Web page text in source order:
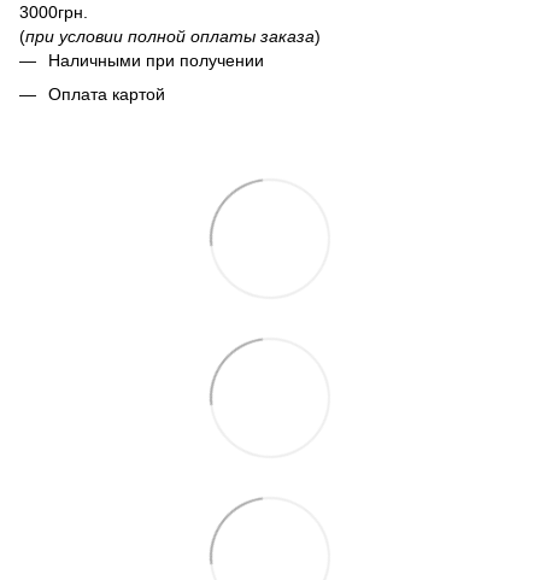
3000грн.
(при условии полной оплаты заказа)
Наличными при получении
Оплата картой